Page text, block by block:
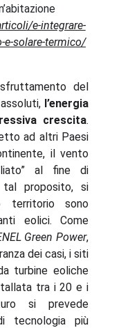
e-integrare-
e-solare-termico/
del
l’energia
crescita.
ad altri Paesi
il vento
al fine di
tal proposito, si
territorio sono
eolici. Come
Green Power,
dei casi, i siti
turbine eoliche
tra i 20 e i
si prevede
tecnologia più